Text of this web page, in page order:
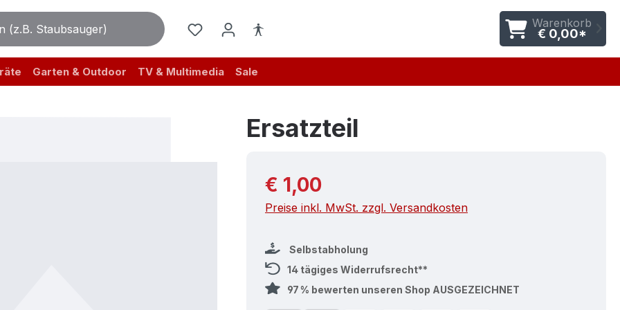
Warenkorb
€ 0,00*
Garten & Outdoor TV & Multimedia Sale
Ersatzteil
Regulärer Preis:
€ 1,00
Preise inkl. MwSt. zzgl. Versandkosten
Selbstabholung
14 tägiges Widerrufsrecht**
97 % bewerten unseren Shop AUSGEZEICHNET